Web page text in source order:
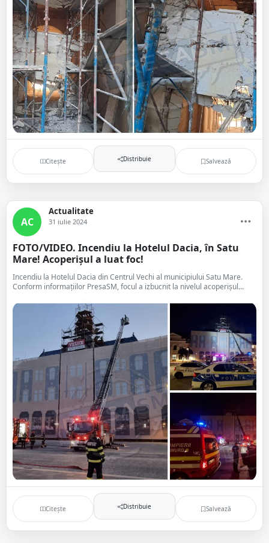
Citește Distribuie Salvează
AC
Actualitate
31 iulie 2024
FOTO/VIDEO. Incendiu la Hotelul Dacia, în Satu
Mare! Acoperișul a luat foc!
Incendiu la Hotelul Dacia din Centrul Vechi al municipiului Satu Mare.
Conform informațiilor PresaSM, focul a izbucnit la nivelul acoperișul...
Citește Distribuie Salvează